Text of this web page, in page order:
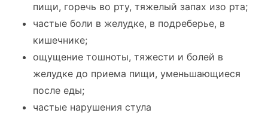
пищи, горечь во рту, тяжелый запах изо рта;
частые боли в желудке, в подреберье, в
кишечнике;
ощущение тошноты, тяжести и болей в
желудке до приема пищи, уменьшающиеся
после еды;
частые нарушения стула